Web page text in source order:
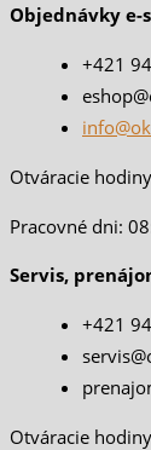
Objednávky e-
+421
Otváracie
Pracovné dni:
Servis,
+421
Otváracie